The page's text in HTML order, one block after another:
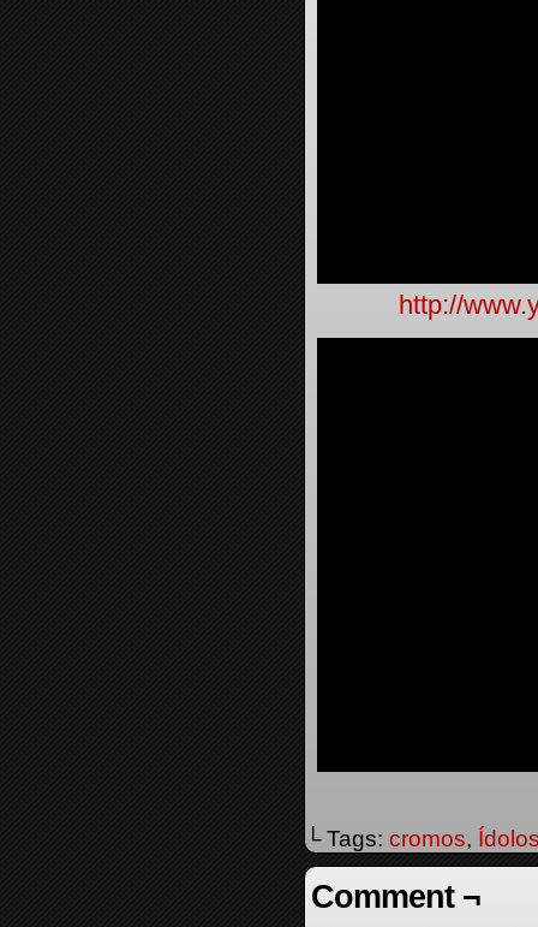
http://
└ Tags: cromos,
Comment ¬